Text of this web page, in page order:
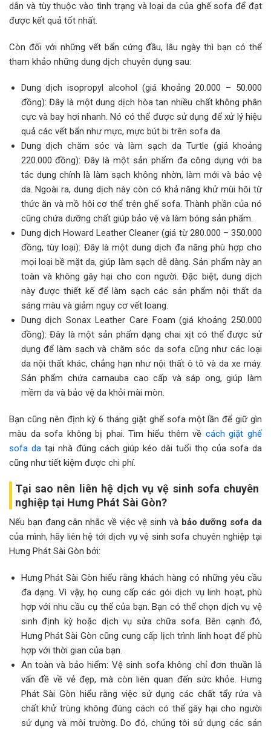
dẫn và tùy thuộc vào tình trạng và loại da của ghế sofa để đạt
được kết quả tốt nhất.
Còn đối với những vết bẩn cứng đầu, lâu ngày thì bạn có thể
tham khảo những dung dịch chuyên dụng sau:
Dung dịch isopropyl alcohol (giá khoảng 20.000 – 50.000
đồng): Đây là một dung dịch hòa tan nhiều chất không phân
cực và bay hơi nhanh. Nó có thể được sử dụng để xử lý hiệu
quả các vết bẩn như mực, mực bút bi trên sofa da.
Dung dịch chăm sóc và làm sạch da Turtle (giá khoảng
220.000 đồng): Đây là một sản phẩm đa công dụng với ba
tác dụng chính là làm sạch không nhờn, làm mới và bảo vệ
da. Ngoài ra, dung dịch này còn có khả năng khử mùi hôi từ
thức ăn và mồ hôi cơ thể trên ghế sofa. Thành phần của nó
cũng chứa dưỡng chất giúp bảo vệ và làm bóng sản phẩm.
Dung dịch Howard Leather Cleaner (giá từ 280.000 – 350.000
đồng, tùy loại): Đây là một dung dịch đa năng phù hợp cho
mọi loại bề mặt da, giúp làm sạch dễ dàng. Sản phẩm này an
toàn và không gây hại cho con người. Đặc biệt, dung dịch
này được thiết kế để làm sạch các sản phẩm nội thất da
sáng màu và giảm nguy cơ vết loang.
Dung dịch Sonax Leather Care Foam (giá khoảng 250.000
đồng): Đây là một sản phẩm dạng chai xịt có thể được sử
dụng để làm sạch và chăm sóc da sofa cũng như các loại
da nội thất khác, chẳng hạn như nội thất ô tô và da xe máy.
Sản phẩm chứa carnauba cao cấp và sáp ong, giúp làm
mềm da và bảo vệ da khỏi mài mòn.
Bạn cũng nên định kỳ 6 tháng giặt ghế sofa một lần để giữ gìn
màu da sofa không bị phai. Tìm hiểu thêm về cách giặt ghế
sofa da tại nhà đúng cách giúp kéo dài tuổi thọ của sofa da
cũng như tiết kiệm được chi phí.
Tại sao nên liên hệ dịch vụ vệ sinh sofa chuyên
nghiệp tại Hưng Phát Sài Gòn?
Nếu bạn đang cân nhắc về việc vệ sinh và bảo dưỡng sofa da
của mình, hãy liên hệ tới dịch vụ vệ sinh sofa chuyên nghiệp tại
Hưng Phát Sài Gòn bởi:
Hưng Phát Sài Gòn hiểu rằng khách hàng có những yêu cầu
đa dạng. Vì vậy, họ cung cấp các gói dịch vụ linh hoạt, phù
hợp với nhu cầu cụ thể của bạn. Bạn có thể chọn dịch vụ vệ
sinh định kỳ hoặc dịch vụ sửa chữa sofa. Bên cạnh đó,
Hưng Phát Sài Gòn cũng cung cấp lịch trình linh hoạt để phù
hợp với thời gian của bạn.
An toàn và bảo hiểm: Vệ sinh sofa không chỉ đơn thuần là
vấn đề về vẻ đẹp, mà còn liên quan đến sức khỏe. Hưng
Phát Sài Gòn hiểu rằng việc sử dụng các chất tẩy rửa và
chất khử trùng không đúng cách có thể gây hại cho người
sử dụng và môi trường. Do đó, chúng tôi sử dụng các sản